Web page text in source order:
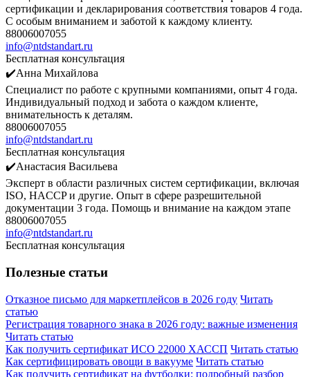
сертификации и декларирования соответствия товаров 4 года.
С особым вниманием и заботой к каждому клиенту.
88006007055
info@ntdstandart.ru
Бесплатная консультация
✔️Анна Михайлова
Специалист по работе с крупными компаниями, опыт 4 года.
Индивидуальный подход и забота о каждом клиенте,
внимательность к деталям.
88006007055
info@ntdstandart.ru
Бесплатная консультация
✔️Анастасия Васильева
Эксперт в области различных систем сертификации, включая
ISO, HACCP и другие. Опыт в сфере разрешительной
документации 3 года. Помощь и внимание на каждом этапе
88006007055
info@ntdstandart.ru
Бесплатная консультация
Полезные статьи
Отказное письмо для маркетплейсов в 2026 году Читать
статью
Регистрация товарного знака в 2026 году: важные изменения
Читать статью
Как получить сертификат ИСО 22000 ХАССП Читать статью
Как сертифицировать овощи в вакууме Читать статью
Как получить сертификат на футболки: подробный разбор